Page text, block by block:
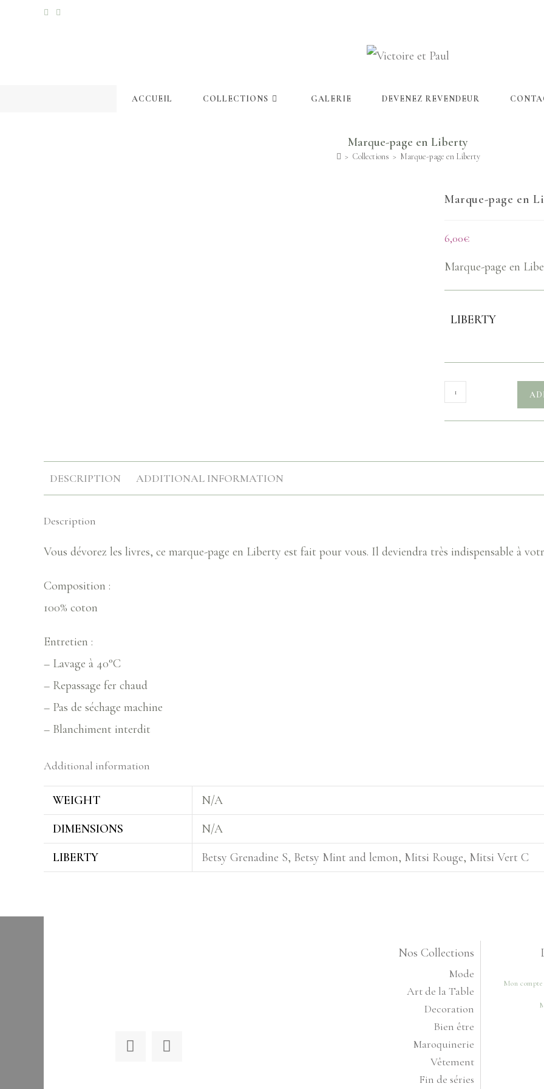
ACCUEIL COLLECTIONS GALERIE DEVENEZ REVENDEUR
Marque-page en Liberty
> Collections > Marque-page en Liberty
Marque-page en
6,00€
Marque-page en
LIBERTY
DESCRIPTION ADDITIONAL INFORMATION
Description
Vous dévorez les livres, ce marque-page en Liberty est fait pour vous. Il deviendra très indispensable à
Composition :
100% coton
Entretien :
– Lavage à 40°C
– Repassage fer chaud
– Pas de séchage machine
– Blanchiment interdit
Additional information
WEIGHT
N/A
DIMENSIONS
N/A
LIBERTY
Betsy Grenadine S, Betsy Mint and lemon, Mitsi Rouge, Mitsi Vert C
Nos Collections
Mode
Art de la Table
Decoration
Bien être
Maroquinerie
Vêtement
Fin de séries
Mon compte